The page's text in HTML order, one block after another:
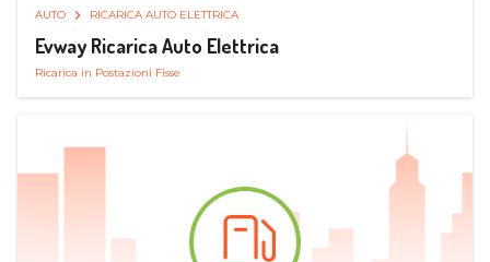
AUTO RICARICA AUTO ELETTRICA
Evway Ricarica Auto Elettrica
Ricarica in Postazioni Fisse